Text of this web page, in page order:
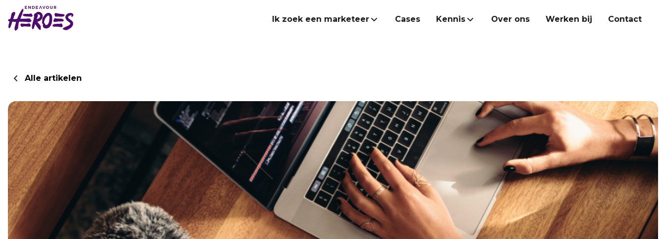
Ik zoek een marketeer
Onze Heroes
Cases Kennis
Kennisbank
Over ons Werken bij Contact
Alle artikelen